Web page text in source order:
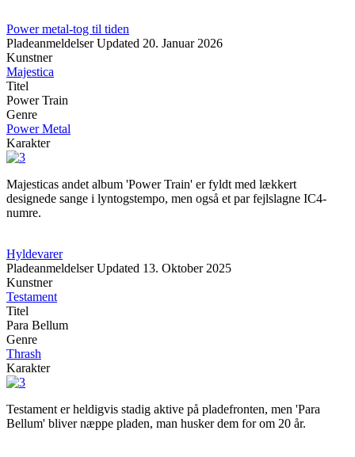
Power metal-tog til tiden
Pladeanmeldelser Updated 20. Januar 2026
Kunstner
Majestica
Titel
Power Train
Genre
Power Metal
Karakter
Majesticas andet album 'Power Train' er fyldt med lækkert
designede sange i lyntogstempo, men også et par fejlslagne IC4-
numre.
Hyldevarer
Pladeanmeldelser Updated 13. Oktober 2025
Kunstner
Testament
Titel
Para Bellum
Genre
Thrash
Karakter
Testament er heldigvis stadig aktive på pladefronten, men 'Para
Bellum' bliver næppe pladen, man husker dem for om 20 år.